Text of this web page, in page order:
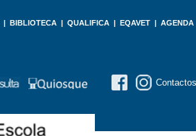
| BIBLIOTECA | QUALIFICA | EQAVET | AGENDA
Contactos